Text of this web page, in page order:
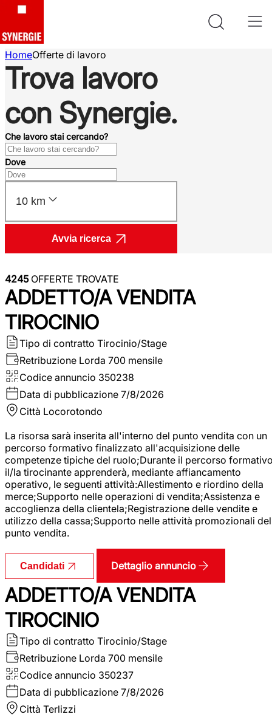
HomeOfferte di lavoro
Trova lavoro
con Synergie.
Che lavoro stai cercando?
Dove
10 km
Avvia ricerca
4245OFFERTE TROVATE
ADDETTO/A VENDITA
TIROCINIO
Tipo di contratto Tirocinio/Stage
Retribuzione Lorda 700 mensile
Codice annuncio 350238
Data di pubblicazione 7/8/2026
Città Locorotondo
La risorsa sarà inserita all'interno del punto vendita con un
percorso formativo finalizzato all'acquisizione delle
competenze tipiche del ruolo;Durante il percorso
il/la tirocinante apprenderà, mediante affiancamento
operativo, le seguenti attività:Allestimento e riordino della
merce;Supporto nelle operazioni di vendita;Assistenza e
accoglienza della clientela;Registrazione delle vendite e
utilizzo della cassa;Supporto nelle attività promozionali del
punto vendita.
Candidati Dettaglio annuncio
ADDETTO/A VENDITA
TIROCINIO
Tipo di contratto Tirocinio/Stage
Retribuzione Lorda 700 mensile
Codice annuncio 350237
Data di pubblicazione 7/8/2026
Città Terlizzi